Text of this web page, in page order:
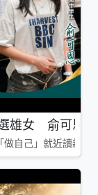
雄女 俞可恩
自己」就近讀新莊